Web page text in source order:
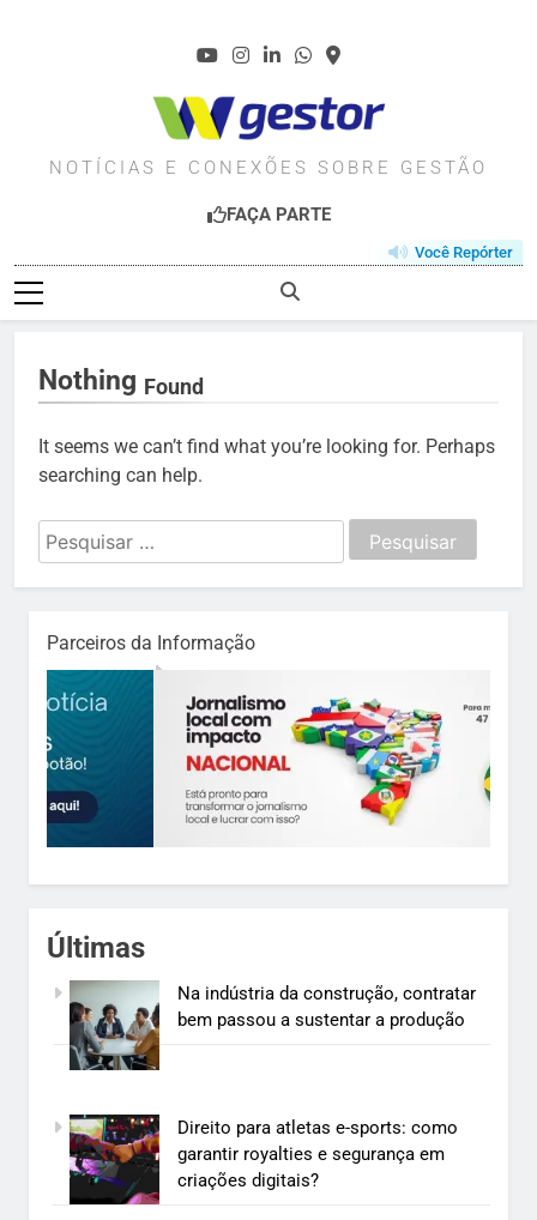
WGESTOR.COM.BR
NOTÍCIAS E CONEXÕES SOBRE GESTÃO
FAÇA PARTE
Você Repórter
Nothing Found
It seems we can’t find what you’re looking for. Perhaps
searching can help.
Pesquisar
por:
Parceiros da Informação
Últimas
Na indústria da construção, contratar
bem passou a sustentar a produção
Direito para atletas e-sports: como
garantir royalties e segurança em
criações digitais?